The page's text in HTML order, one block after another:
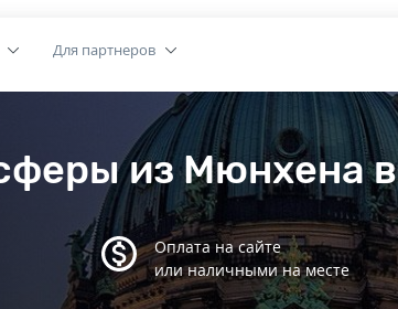
Для партнеров
из Мюнхена
Оплата на сайте
или наличными на месте